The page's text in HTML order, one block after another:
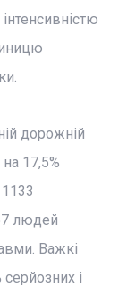
дорожній
17,5%
людей
Важкі
і